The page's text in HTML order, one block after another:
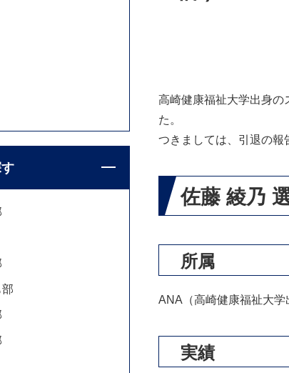
高崎健康福祉大学出身の
た。
つきましては、引退の報
佐藤 綾乃
所属
ANA（高崎健康福祉大学
実績